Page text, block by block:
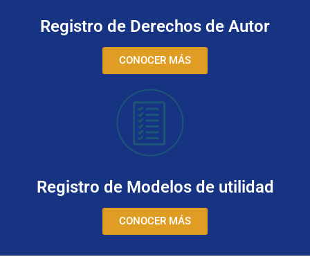
Registro de Derechos de Autor
CONOCER MÁS
Registro de Modelos de utilidad
CONOCER MÁS